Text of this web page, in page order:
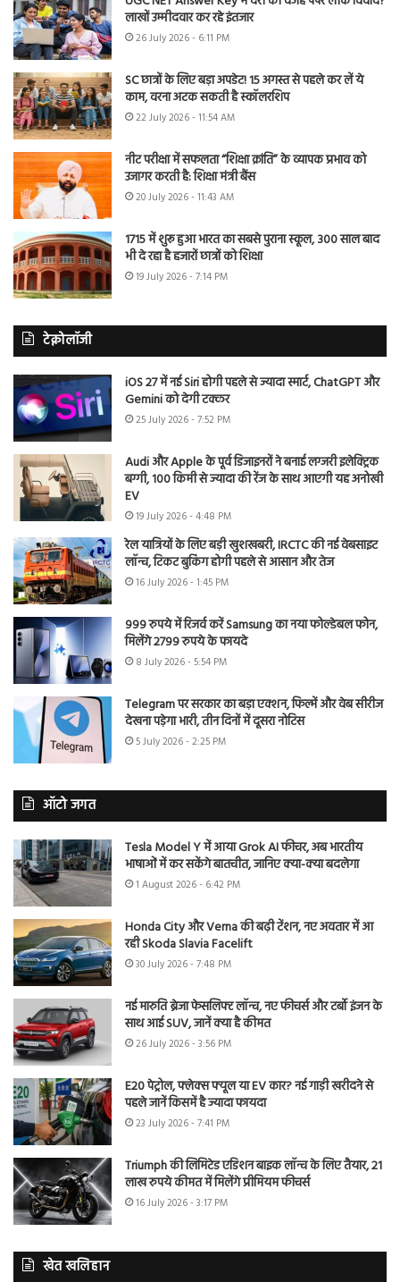
लाखों उम्मीदवार कर रहे इंतजार
26 July 2026 - 6:11 PM
SC छात्रों के लिए बड़ा अपडेट! 15 अगस्त से पहले कर लें ये
काम, वरना अटक सकती है स्कॉलरशिप
22 July 2026 - 11:54 AM
नीट परीक्षा में सफलता “शिक्षा क्रांति” के व्यापक प्रभाव को
उजागर करती है: शिक्षा मंत्री बैंस
20 July 2026 - 11:43 AM
1715 में शुरू हुआ भारत का सबसे पुराना स्कूल, 300 साल बाद
भी दे रहा है हजारों छात्रों को शिक्षा
19 July 2026 - 7:14 PM
टेक्नोलॉजी
iOS 27 में नई Siri होगी पहले से ज्यादा स्मार्ट, ChatGPT और
Gemini को देगी टक्कर
25 July 2026 - 7:52 PM
Audi और Apple के पूर्व डिजाइनरों ने बनाई लग्जरी इलेक्ट्रिक
बग्गी, 100 किमी से ज्यादा की रेंज के साथ आएगी यह अनोखी
EV
19 July 2026 - 4:48 PM
रेल यात्रियों के लिए बड़ी खुशखबरी, IRCTC की नई वेबसाइट
लॉन्च, टिकट बुकिंग होगी पहले से आसान और तेज
16 July 2026 - 1:45 PM
999 रुपये में रिजर्व करें Samsung का नया फोल्डेबल फोन,
मिलेंगे 2799 रुपये के फायदे
8 July 2026 - 5:54 PM
Telegram पर सरकार का बड़ा एक्शन, फिल्में और वेब सीरीज
देखना पड़ेगा भारी, तीन दिनों में दूसरा नोटिस
5 July 2026 - 2:25 PM
ऑटो जगत
Tesla Model Y में आया Grok AI फीचर, अब भारतीय
भाषाओं में कर सकेंगे बातचीत, जानिए क्या-क्या बदलेगा
1 August 2026 - 6:42 PM
Honda City और Verna की बढ़ी टेंशन, नए अवतार में आ
रही Skoda Slavia Facelift
30 July 2026 - 7:48 PM
नई मारुति ब्रेजा फेसलिफ्ट लॉन्च, नए फीचर्स और टर्बो इंजन के
साथ आई SUV, जानें क्या है कीमत
26 July 2026 - 3:56 PM
E20 पेट्रोल, फ्लेक्स फ्यूल या EV कार? नई गाड़ी खरीदने से
पहले जानें किसमें है ज्यादा फायदा
23 July 2026 - 7:41 PM
Triumph की लिमिटेड एडिशन बाइक लॉन्च के लिए तैयार, 21
लाख रुपये कीमत में मिलेंगे प्रीमियम फीचर्स
16 July 2026 - 3:17 PM
खेत खलिहान